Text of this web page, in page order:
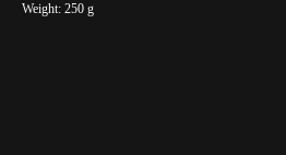
Weight: 250 g